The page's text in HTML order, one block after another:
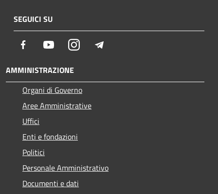
SEGUICI SU
Facebook YoutubeInstagram
AMMINISTRAZIONE
Organi di Governo
Aree Amministrative
Uffici
Enti e fondazioni
Politici
Personale Amministrativo
Documenti e dati